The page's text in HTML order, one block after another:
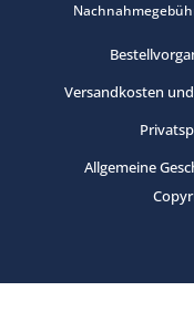
Versandkosten
Allgemeine